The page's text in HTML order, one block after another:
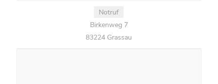
Notruf
Birkenweg 7
83224 Grassau